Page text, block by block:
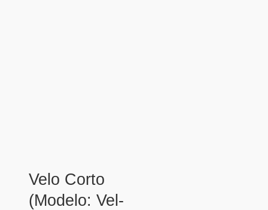
Velo Corto
(Modelo: Vel-